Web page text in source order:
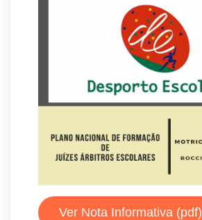
Ver Nota Informativa (pdf)